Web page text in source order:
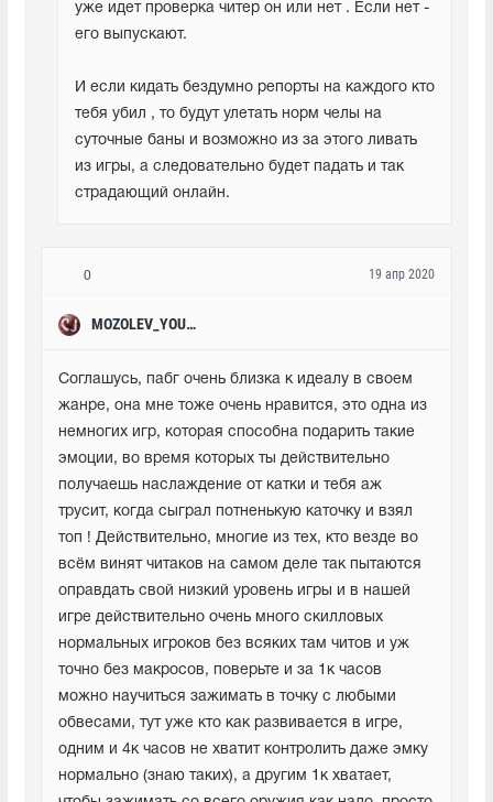
уже идет проверка читер он или нет . Если нет -
его выпускают.
И если кидать бездумно репорты на каждого кто
тебя убил , то будут улетать норм челы на
суточные баны и возможно из за этого ливать
из игры, а следовательно будет падать и так
страдающий онлайн.
0
MOZOLEV_YOUTUBE
19 апр 2020
Соглашусь, пабг очень близка к идеалу в своем
жанре, она мне тоже очень нравится, это одна из
немногих игр, которая способна подарить такие
эмоции, во время которых ты действительно
получаешь наслаждение от катки и тебя аж
трусит, когда сыграл потненькую каточку и взял
топ ! Действительно, многие из тех, кто везде во
всём винят читаков на самом деле так пытаются
оправдать свой низкий уровень игры и в нашей
игре действительно очень много скилловых
нормальных игроков без всяких там читов и уж
точно без макросов, поверьте и за 1к часов
можно научиться зажимать в точку с любыми
обвесами, тут уже кто как развивается в игре,
одним и 4к часов не хватит контролить даже эмку
нормально (знаю таких), а другим 1к хватает,